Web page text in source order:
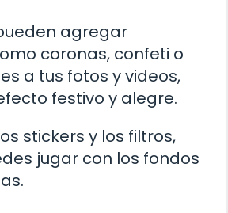
agregar
coronas, confeti o
a tus fotos y videos,
festivo y alegre.
stickers y los filtros,
jugar con los fondos